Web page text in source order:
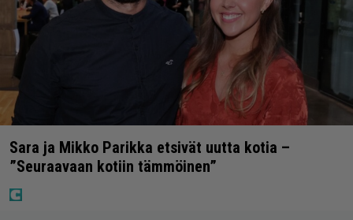
Sara ja Mikko Parikka etsivät uutta kotia –
”Seuraavaan kotiin tämmöinen”